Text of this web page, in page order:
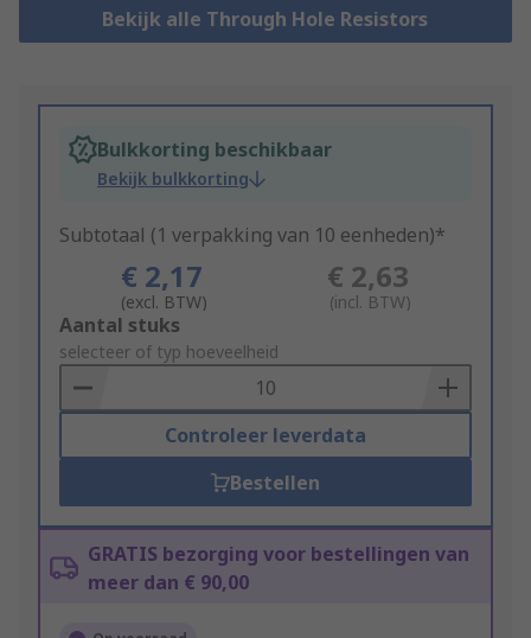
Bekijk alle Through Hole Resistors
Bulkkorting beschikbaar
Bekijk bulkkorting
Subtotaal (1 verpakking van 10 eenheden)*
€ 2,17
(excl. BTW)
€ 2,63
(incl. BTW)
Add
to
Basket
Aantal stuks
selecteer of typ hoeveelheid
Controleer leverdata
Bestellen
GRATIS bezorging voor bestellingen van
meer dan € 90,00